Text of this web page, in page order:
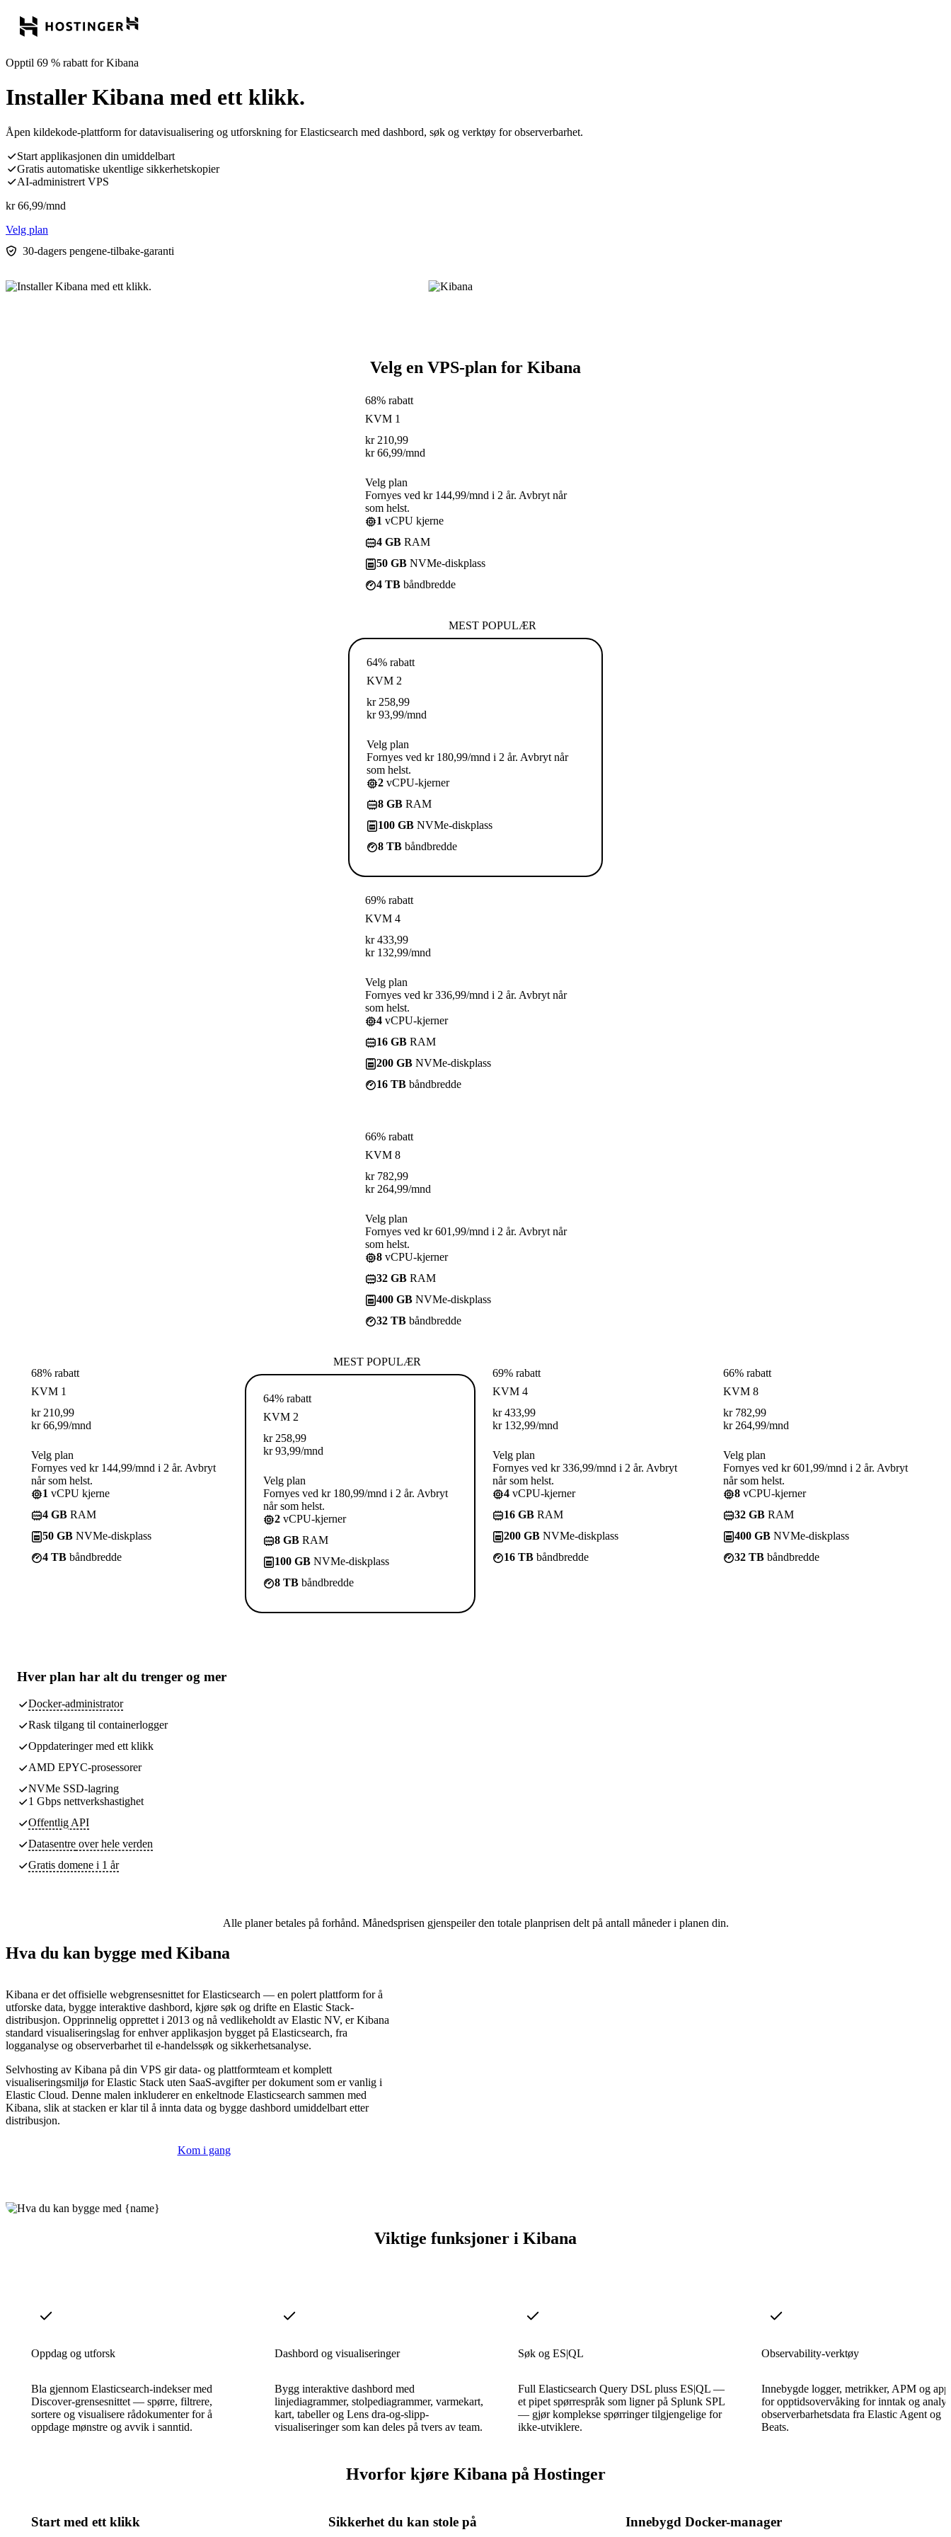
Opptil 69 % rabatt for Kibana
Installer Kibana med ett klikk.
Åpen kildekode-plattform for datavisualisering og utforskning for Elasticsearch med dashbord, søk og verktøy for observerbarhet.
Start applikasjonen din umiddelbart
Gratis automatiske ukentlige sikkerhetskopier
AI-administrert VPS
kr 66,99/mnd
Velg plan
30-dagers pengene-tilbake-garanti
Velg en VPS-plan for Kibana
68% rabatt
KVM 1
kr 210,99
kr 66,99/mnd
Velg plan
Fornyes ved kr 144,99/mnd i 2 år. Avbryt når
som helst.
1 vCPU kjerne
4 GB RAM
50 GB NVMe-diskplass
4 TB båndbredde
MEST POPULÆR
64% rabatt
KVM 2
kr 258,99
kr 93,99/mnd
Velg plan
Fornyes ved kr 180,99/mnd i 2 år. Avbryt når
som helst.
2 vCPU-kjerner
8 GB RAM
100 GB NVMe-diskplass
8 TB båndbredde
69% rabatt
KVM 4
kr 433,99
kr 132,99/mnd
Velg plan
Fornyes ved kr 336,99/mnd i 2 år. Avbryt når
som helst.
4 vCPU-kjerner
16 GB RAM
200 GB NVMe-diskplass
16 TB båndbredde
66% rabatt
KVM 8
kr 782,99
kr 264,99/mnd
Velg plan
Fornyes ved kr 601,99/mnd i 2 år. Avbryt når
som helst.
8 vCPU-kjerner
32 GB RAM
400 GB NVMe-diskplass
32 TB båndbredde
68% rabatt
KVM 1
kr 210,99
kr 66,99/mnd
Velg plan
Fornyes ved kr 144,99/mnd i 2 år. Avbryt
når som helst.
1 vCPU kjerne
4 GB RAM
50 GB NVMe-diskplass
4 TB båndbredde
MEST POPULÆR
64% rabatt
KVM 2
kr 258,99
kr 93,99/mnd
Velg plan
Fornyes ved kr 180,99/mnd i 2 år. Avbryt
når som helst.
2 vCPU-kjerner
8 GB RAM
100 GB NVMe-diskplass
8 TB båndbredde
69% rabatt
KVM 4
kr 433,99
kr 132,99/mnd
Velg plan
Fornyes ved kr 336,99/mnd i 2 år. Avbryt
når som helst.
4 vCPU-kjerner
16 GB RAM
200 GB NVMe-diskplass
16 TB båndbredde
66% rabatt
KVM 8
kr 782,99
kr 264,99/mnd
Velg plan
Fornyes ved kr 601,99/mnd i 2 år. Avbryt
når som helst.
8 vCPU-kjerner
32 GB RAM
400 GB NVMe-diskplass
32 TB båndbredde
Hver plan har alt du trenger og mer
Docker-administrator
Rask tilgang til containerlogger
Oppdateringer med ett klikk
AMD EPYC-prosessorer
NVMe SSD-lagring
1 Gbps nettverkshastighet
Offentlig API
Datasentre over hele verden
Gratis domene i 1 år
Alle planer betales på forhånd. Månedsprisen gjenspeiler den totale planprisen delt på antall måneder i planen din.
Hva du kan bygge med Kibana
Kibana er det offisielle webgrensesnittet for Elasticsearch — en polert plattform for å
utforske data, bygge interaktive dashbord, kjøre søk og drifte en Elastic Stack-
distribusjon. Opprinnelig opprettet i 2013 og nå vedlikeholdt av Elastic NV, er Kibana
standard visualiseringslag for enhver applikasjon bygget på Elasticsearch, fra
logganalyse og observerbarhet til e-handelssøk og sikkerhetsanalyse.
Selvhosting av Kibana på din VPS gir data- og plattformteam et komplett
visualiseringsmiljø for Elastic Stack uten SaaS-avgifter per dokument som er vanlig i
Elastic Cloud. Denne malen inkluderer en enkeltnode Elasticsearch sammen med
Kibana, slik at stacken er klar til å innta data og bygge dashbord umiddelbart etter
distribusjon.
Kom i gang
Viktige funksjoner i Kibana
Oppdag og utforsk
Bla gjennom Elasticsearch-indekser med
Discover-grensesnittet — spørre, filtrere,
sortere og visualisere rådokumenter for å
oppdage mønstre og avvik i sanntid.
Dashbord og visualiseringer
Bygg interaktive dashbord med
linjediagrammer, stolpediagrammer, varmekart,
kart, tabeller og Lens dra-og-slipp-
visualiseringer som kan deles på tvers av team.
Søk og ES|QL
Full Elasticsearch Query DSL pluss ES|QL —
et pipet spørrespråk som ligner på Splunk SPL
— gjør komplekse spørringer tilgjengelige for
ikke-utviklere.
Observability-verktøy
Innebygde logger, metrikker, APM og
for opptidsovervåking for inntak og
observerbarhetsdata fra Elastic Agent og
Beats.
Hvorfor kjøre Kibana på Hostinger
Start med ett klikk Sikkerhet du kan stole på Innebygd Docker-manager